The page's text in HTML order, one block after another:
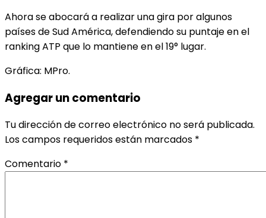
Ahora se abocará a realizar una gira por algunos
países de Sud América, defendiendo su puntaje en el
ranking ATP que lo mantiene en el 19° lugar.
Gráfica: MPro.
Agregar un comentario
Tu dirección de correo electrónico no será publicada.
Los campos requeridos están marcados *
Comentario *